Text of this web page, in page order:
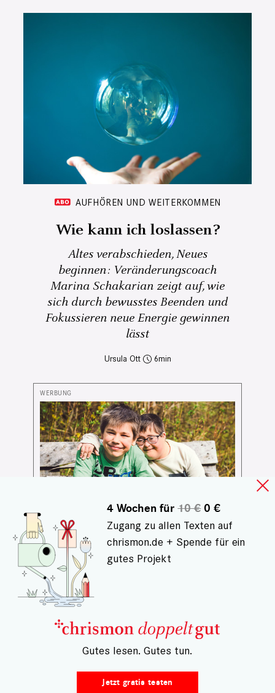
AUFHÖREN UND WEITERKOMMEN
Wie kann ich loslassen?
Altes verabschieden, Neues
beginnen: Veränderungscoach
Marina Schakarian zeigt auf, wie
sich durch bewusstes Beenden und
Fokussieren neue Energie gewinnen
lässt
Ursula Ott 6
GESCHICHTEN AUS BETHEL
Komm, ich helf dir!
Luckas hat viel Energie, Max ist ruhig
und verträumt. An der Betheler
Topehlen-Förderschule lernen die
Freunde nicht nur Mathe und
Deutsch, sondern auch, einander zu
4 Wochen für10 €0 €
Zugang zu allen Texten auf
chrismon.de + Spende für ein
gutes Projekt
– Gutes lesen. Gutes tun.
Jetzt gratis testen